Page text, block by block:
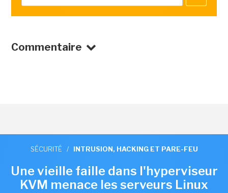
Commentaire
SÉCURITÉ / INTRUSION, HACKING ET PARE-FEU
Une vieille faille dans l'hyperviseur
KVM menace les serveurs Linux